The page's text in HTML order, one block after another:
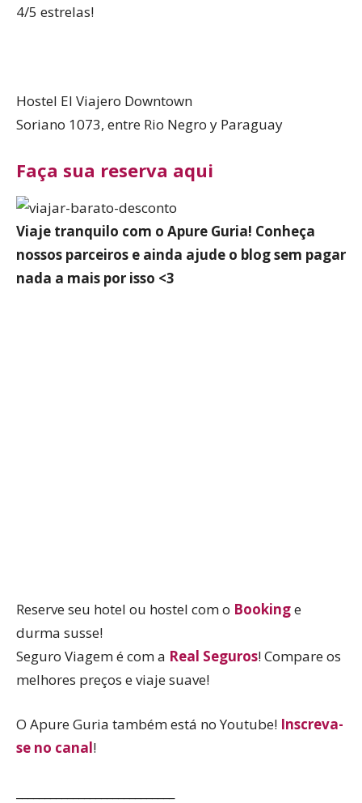
4/5 estrelas!
Hostel El Viajero Downtown
Soriano 1073, entre Rio Negro y Paraguay
Faça sua reserva aqui
Viaje tranquilo com o Apure Guria! Conheça
nossos parceiros e ainda ajude o blog sem pagar
nada a mais por isso <3
Reserve seu hotel ou hostel com o Bookinge
durma susse!
Seguro Viagem é com a Real Seguros! Compare os
melhores preços e viaje suave!
O Apure Guria também está no Youtube! Inscreva-
se no canal!